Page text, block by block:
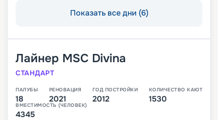
Показать все дни (6)
Лайнер MSC Divina
СТАНДАРТ
ПАЛУБЫ
18
РЕНОВАЦИЯ
2021
ГОД ПОСТРОЙКИ
2012
КОЛИЧЕСТВО КАЮТ
1530
ВМЕСТИМОСТЬ (ЧЕЛОВЕК)
4345